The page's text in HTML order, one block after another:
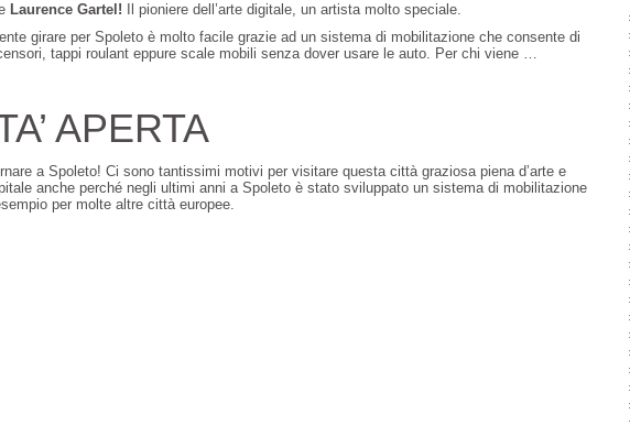
Laurence Gartel! Il pioniere dell’arte digitale, un artista molto speciale.
girare per Spoleto è molto facile grazie ad un sistema di mobilitazione che consente di
tappi roulant eppure scale mobili senza dover usare le auto. Per chi viene …
APERTA
a Spoleto! Ci sono tantissimi motivi per visitare questa città graziosa piena d’arte e
anche perché negli ultimi anni a Spoleto è stato sviluppato un sistema di mobilitazione
per molte altre città europee.